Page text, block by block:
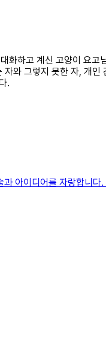
하고 계신 고양이 요
그렇지 못한 자, 개
.
아이디어를 자랑합니